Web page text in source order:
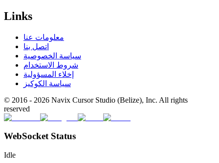
Links
معلومات عنا
اتصل بنا
سياسة الخصوصية
شروط الاستخدام
إخلاء المسؤولية
سياسة الكوكيز
© 2016 - 2026 Navix Cursor Studio (Belize), Inc. All rights
reserved
WebSocket Status
Idle